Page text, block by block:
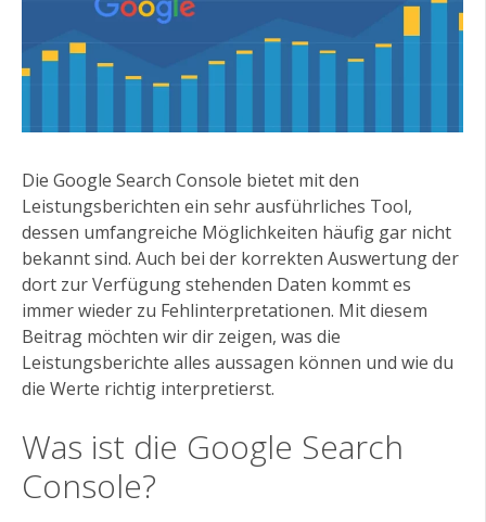
Die Google Search Console bietet mit den
Leistungsberichten ein sehr ausführliches Tool,
dessen umfangreiche Möglichkeiten häufig gar nicht
bekannt sind. Auch bei der korrekten Auswertung der
dort zur Verfügung stehenden Daten kommt es
immer wieder zu Fehlinterpretationen. Mit diesem
Beitrag möchten wir dir zeigen, was die
Leistungsberichte alles aussagen können und wie du
die Werte richtig interpretierst.
Was ist die Google Search
Console?